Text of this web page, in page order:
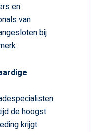
en
van
bij
de hoogst
krijgt.